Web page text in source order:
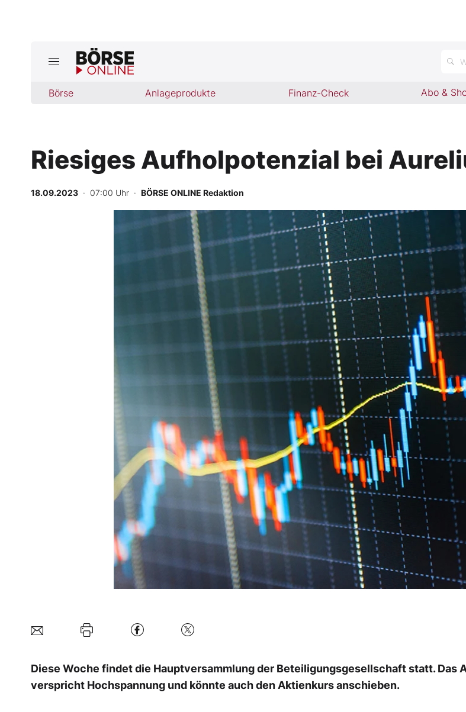
Börse Anlageprodukte Finanz-Check Abo &
Jetzt aktuelle Ausgabe BÖRSE ONLINE lesen
Anlageprodukte
Finanz-Check
BO-Musterdepots
Folgen Sie uns
Riesiges Aufholpotenzial bei
18.09.2023 · 07:00 Uhr · BÖRSE ONLINE Redaktion
Diese Woche findet die Hauptversammlung der Beteiligungsgesellschaft statt. Das
verspricht Hochspannung und könnte auch den Aktienkurs anschieben.